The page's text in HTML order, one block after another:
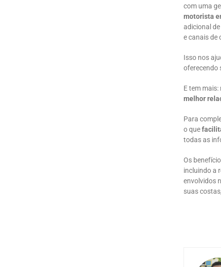
com uma
motorista
adicional
e canais de
Isso nos
oferecendo
E tem
melhor
Para
o que
todas as
Os
incluindo a
envolvidos
suas costas,